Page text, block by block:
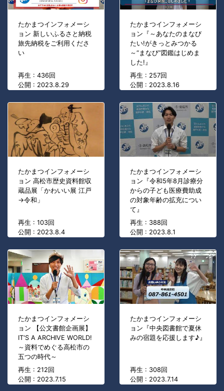
たかまつインフォメーシ
ョン 新しいふるさと納税
旅先納税をご利用くださ
い
再生 : 436回
公開 : 2023.8.29
たかまつインフォメーシ
ョン『～あなたのまなび
たい!がきっとみつかる
～“まなび”図鑑はじめま
した!』
再生 : 257回
公開 : 2023.8.16
たかまつインフォメーシ
ョン 高松市歴史資料館収
蔵品展「かわいい展 江戸
→令和」
再生 : 103回
公開 : 2023.8.4
たかまつインフォメーシ
ョン『令和5年8月診療分
からの子ども医療費助成
の対象年齢の拡充につい
て』
再生 : 388回
公開 : 2023.8.1
たかまつインフォメーシ
ョン 【公文書館企画展】
IT'S A ARCHIVE WORLD!
～資料でめぐる高松市の
五つの時代～
再生 : 212回
公開 : 2023.7.15
たかまつインフォメーシ
ョン『中央図書館で夏休
みの宿題を応援します♪』
再生 : 308回
公開 : 2023.7.14